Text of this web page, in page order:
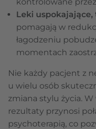
Leki
pomagają w
łagodzeniu
momentach
Nie każdy pacjent z
u wielu osób
zmiana stylu życia.
rezultaty przynosi
psychoterapią, co